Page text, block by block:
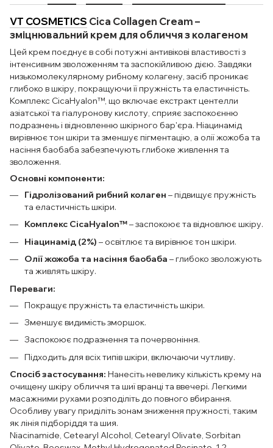
VT COSMETICS Cica Collagen Cream –
зміцнювальний крем для обличчя з колагеном
Цей крем поєднує в собі потужні антивікові властивості з
інтенсивним зволоженням та заспокійливою дією. Завдяки
низькомолекулярному рибному колагену, засіб проникає
глибоко в шкіру, покращуючи її пружність та еластичність.
Комплекс CicaHyalon™, що включає екстракт центелли
азіатської та гіалуронову кислоту, сприяє заспокоєнню
подразнень і відновленню шкірного бар'єра. Ніацинамід
вирівнює тон шкіри та зменшує пігментацію, а олії жожоба та
насіння баобаба забезпечують глибоке живлення та
зволоження.
Основні компоненти:
Гідролізований рибний колаген – підвищує пружність
та еластичність шкіри.
Комплекс CicaHyalon™– заспокоює та відновлює шкіру.
Ніацинамід (2%) – освітлює та вирівнює тон шкіри.
Олії жожоба та насіння баобаба – глибоко зволожують
та живлять шкіру.
Переваги:
Покращує пружність та еластичність шкіри.
Зменшує видимість зморшок.
Заспокоює подразнення та почервоніння.
Підходить для всіх типів шкіри, включаючи чутливу.
Спосіб застосування: Нанесіть невелику кількість крему на
очищену шкіру обличчя та шиї вранці та ввечері. Легкими
масажними рухами розподіліть до повного вбирання.
Особливу увагу приділіть зонам зниження пружності, таким
як лінія підборіддя та шия.
Niacinamide, Cetearyl Alcohol, Cetearyl Olivate, Sorbitan